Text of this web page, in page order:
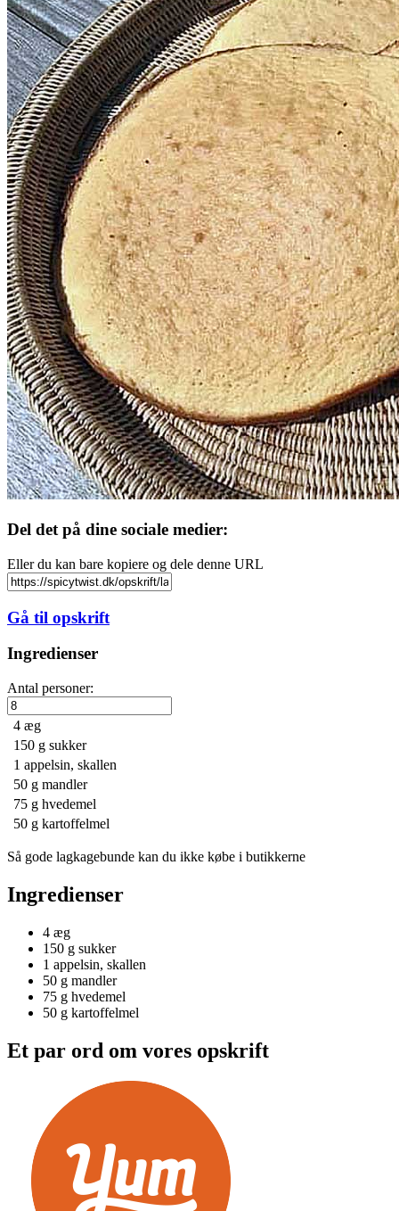
Del det på dine sociale medier:
Eller du kan bare kopiere og dele denne URL
Gå til opskrift
Ingredienser
Antal personer:
4 æg
150 g sukker
1 appelsin, skallen
50 g mandler
75 g hvedemel
50 g kartoffelmel
Så gode lagkagebunde kan du ikke købe i butikkerne
Ingredienser
4 æg
150 g sukker
1 appelsin, skallen
50 g mandler
75 g hvedemel
50 g kartoffelmel
Et par ord om vores opskrift